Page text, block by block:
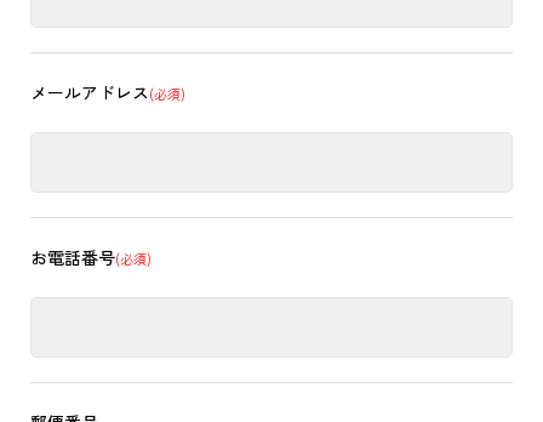
メールアドレス(必須)
お電話番号(必須)